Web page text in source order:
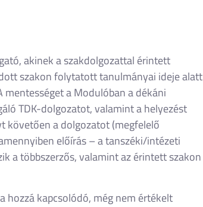
akinek a szakdolgozattal érintett
szakon folytatott tanulmányai ideje alatt
a Modulóban a dékáni
TDK-dolgozatot, valamint a helyezést
követően a dolgozatot (megfelelő
előírás – a tanszéki/intézeti
a többszerzős, valamint az érintett szakon
hozzá kapcsolódó, még nem értékelt